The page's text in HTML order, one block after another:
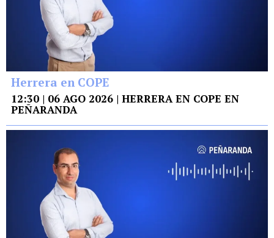
Herrera en COPE
12:30 | 06 AGO 2026 | HERRERA EN COPE EN
PEÑARANDA